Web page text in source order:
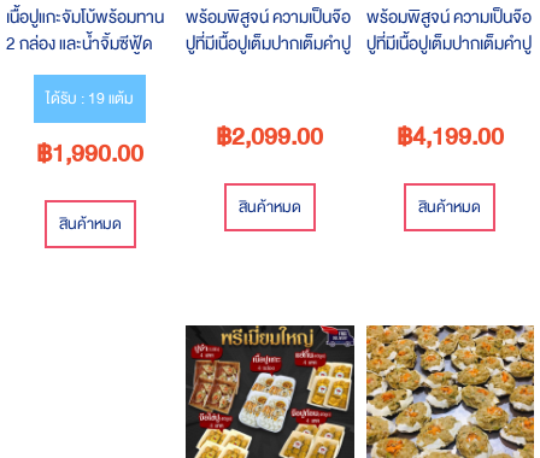
เนื้อปูแกะจัมโบ้พร้อมทาน
2 กล่อง และน้ำจิ้มซีฟู้ด
แกะจากปูม้าสด 1 โล มีเนื้อ
ครบทุกส่วนของปูสดใหม่
ทุกวัน เนื้อแน่นๆ หวานๆ
การันตีความอร่อย
ได้รับ : 19 แต้ม
฿1,990.00
สินค้าหมด
พร้อมพิสูจน์ ความเป็นจ๊อ
ปูที่มีเนื้อปูเต็มปากเต็มคำปู
฿2,099.00
สินค้าหมด
พร้อมพิสูจน์ ความเป็นจ๊อ
ปูที่มีเนื้อปูเต็มปากเต็มคำปู
฿4,199.00
สินค้าหมด